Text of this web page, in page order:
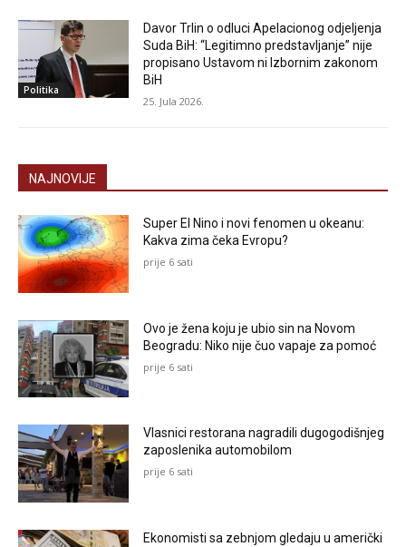
Politika
Davor Trlin o odluci Apelacionog odjeljenja
Suda BiH: “Legitimno predstavljanje” nije
propisano Ustavom ni Izbornim zakonom
BiH
25. Jula 2026.
NAJNOVIJE
Super El Nino i novi fenomen u okeanu:
Kakva zima čeka Evropu?
prije 6 sati
Ovo je žena koju je ubio sin na Novom
Beogradu: Niko nije čuo vapaje za pomoć
prije 6 sati
Vlasnici restorana nagradili dugogodišnjeg
zaposlenika automobilom
prije 6 sati
Ekonomisti sa zebnjom gledaju u američki